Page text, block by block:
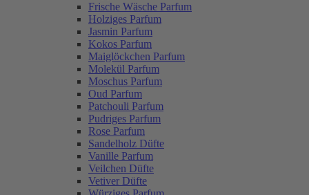
Frische Wäsche Parfum
Holziges Parfum
Jasmin Parfum
Kokos Parfum
Maiglöckchen Parfum
Molekül Parfum
Moschus Parfum
Oud Parfum
Patchouli Parfum
Pudriges Parfum
Rose Parfum
Sandelholz Düfte
Vanille Parfum
Veilchen Düfte
Vetiver Düfte